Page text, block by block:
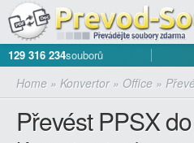
129 316 234souborů
Home » Konvertor» Office »
Převést PPSX